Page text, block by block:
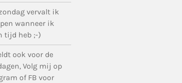
vervalt ik
wanneer ik
tijd heb ;-)
ook voor de
Volg mij op
of FB voor